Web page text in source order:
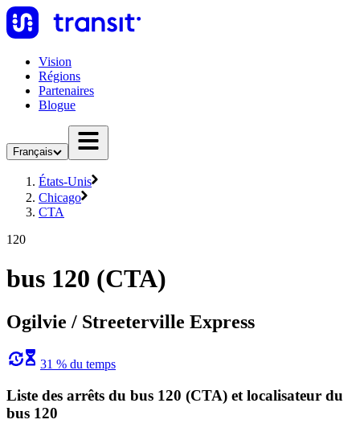
Vision
Régions
Partenaires
Blogue
Français
États-Unis
Chicago
CTA
120
bus 120 (CTA)
Ogilvie / Streeterville Express
31 % du temps
Liste des arrêts du bus 120 (CTA) et localisateur du
bus 120